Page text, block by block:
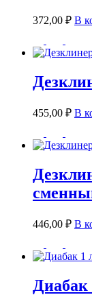
372,00 ₽ В
455,00 ₽ В
446,00 ₽ В
Диабак